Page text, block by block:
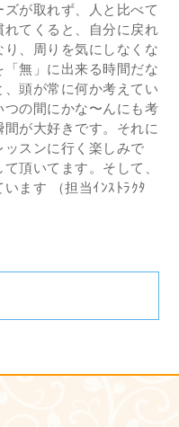
が取れず、人と比べて
てくると、自分に戻れ
、周りを気にしなくな
無」に出来る時間だな
頭が常に何か考えてい
つの間にかな〜んにも考
が大好きです。それに
スンに行く楽しみで
頂いてます。そして、
ます （担当ｲﾝｽﾄﾗｸﾀ